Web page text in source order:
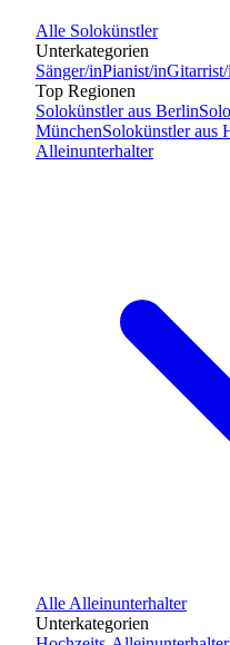
Alle Solokünstler
Unterkategorien
Sänger/inPianist/in
Top Regionen
Solokünstleraus Berlin
MünchenSolokünstleraus
Alleinunterhalter
Alle Alleinunterhalter
Unterkategorien